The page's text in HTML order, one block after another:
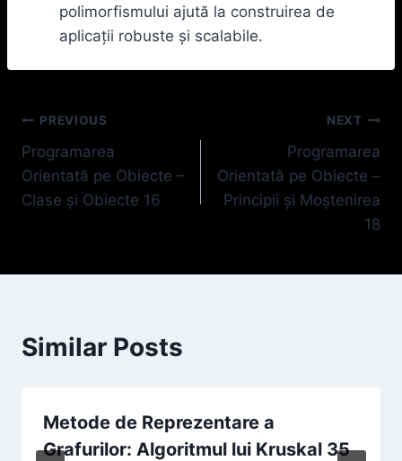
polimorfismului ajută la construirea de
aplicații robuste și scalabile.
Navigare
în
articole
PREVIOUS
Programarea
Orientată pe Obiecte –
Clase și Obiecte 16
NEXT
Programarea
Orientată pe Obiecte –
Principii și Moștenirea
18
Similar Posts
Metode de Reprezentare a
Grafurilor: Algoritmul lui Kruskal 35